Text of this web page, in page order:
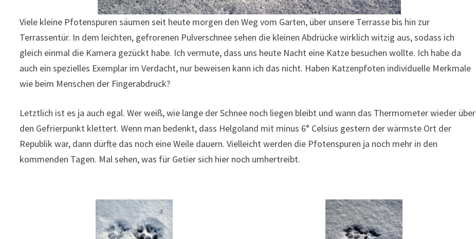
Viele kleine Pfotenspuren säumen seit heute morgen den Weg vom Garten, über unsere Terrasse bis hin zur
Terrassentür. In dem leichten, gefrorenen Pulverschnee sehen die kleinen Abdrücke wirklich witzig aus, sodass ich
gleich einmal die Kamera gezückt habe. Ich vermute, dass uns heute Nacht eine Katze besuchen wollte. Ich habe da
auch ein spezielles Exemplar im Verdacht, nur beweisen kann ich das nicht. Haben Katzenpfoten individuelle Merkmale
wie beim Menschen der Fingerabdruck?
Letztlich ist es ja auch egal. Wer weiß, wie lange der Schnee noch liegen bleibt und wann das Thermometer wieder über
den Gefrierpunkt klettert. Wenn man bedenkt, dass Helgoland mit minus 6° Celsius gestern der wärmste Ort der
Republik war, dann dürfte das noch eine Weile dauern. Vielleicht werden die Pfotenspuren ja noch mehr in den
kommenden Tagen. Mal sehen, was für Getier sich hier noch umhertreibt.